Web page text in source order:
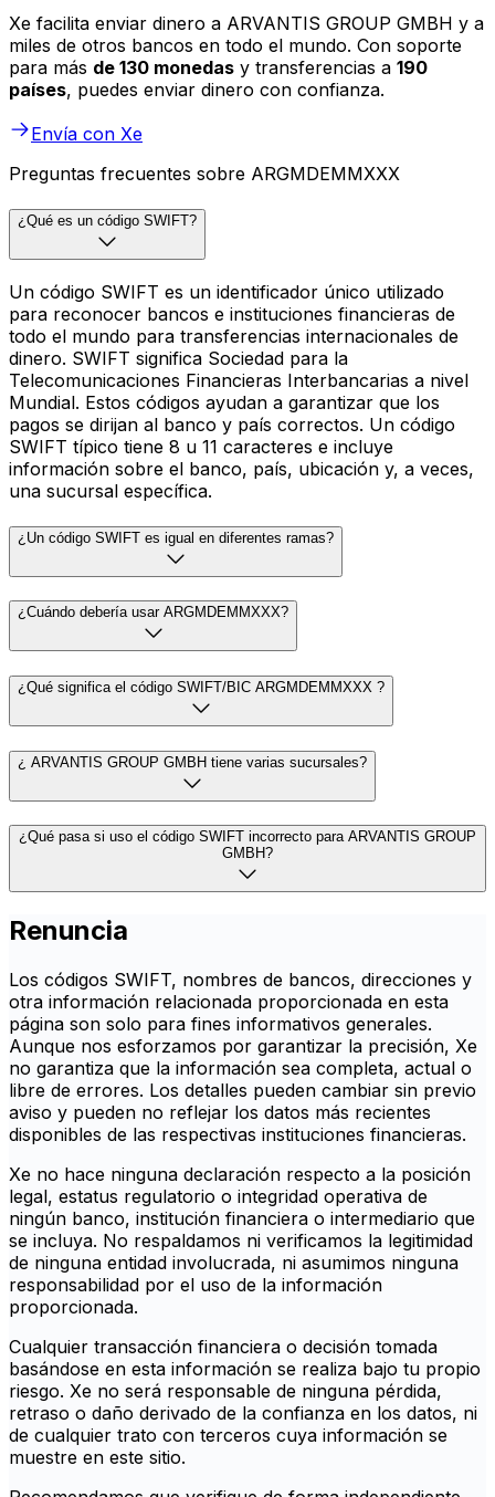
Xe facilita enviar dinero a ARVANTIS GROUP GMBH y a
miles de otros bancos en todo el mundo. Con soporte
para más de 130 monedas y transferencias a 190
países, puedes enviar dinero con confianza.
Envía con Xe
Preguntas frecuentes sobre ARGMDEMMXXX
¿Qué es un código SWIFT?
Un código SWIFT es un identificador único utilizado
para reconocer bancos e instituciones financieras de
todo el mundo para transferencias internacionales de
dinero. SWIFT significa Sociedad para la
Telecomunicaciones Financieras Interbancarias a nivel
Mundial. Estos códigos ayudan a garantizar que los
pagos se dirijan al banco y país correctos. Un código
SWIFT típico tiene 8 u 11 caracteres e incluye
información sobre el banco, país, ubicación y, a veces,
una sucursal específica.
¿Un código SWIFT es igual en diferentes ramas?
¿Cuándo debería usar ARGMDEMMXXX?
¿Qué significa el código SWIFT/BIC ARGMDEMMXXX ?
¿ ARVANTIS GROUP GMBH tiene varias sucursales?
¿Qué pasa si uso el código SWIFT incorrecto para ARVANTIS GROUP
GMBH?
Renuncia
Los códigos SWIFT, nombres de bancos, direcciones y
otra información relacionada proporcionada en esta
página son solo para fines informativos generales.
Aunque nos esforzamos por garantizar la precisión, Xe
no garantiza que la información sea completa, actual o
libre de errores. Los detalles pueden cambiar sin previo
aviso y pueden no reflejar los datos más recientes
disponibles de las respectivas instituciones financieras.
Xe no hace ninguna declaración respecto a la posición
legal, estatus regulatorio o integridad operativa de
ningún banco, institución financiera o intermediario que
se incluya. No respaldamos ni verificamos la legitimidad
de ninguna entidad involucrada, ni asumimos ninguna
responsabilidad por el uso de la información
proporcionada.
Cualquier transacción financiera o decisión tomada
basándose en esta información se realiza bajo tu propio
riesgo. Xe no será responsable de ninguna pérdida,
retraso o daño derivado de la confianza en los datos, ni
de cualquier trato con terceros cuya información se
muestre en este sitio.